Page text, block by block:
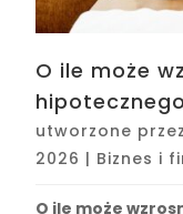
O ile może
utworzone przez
2026 | Biznes i
O ile może